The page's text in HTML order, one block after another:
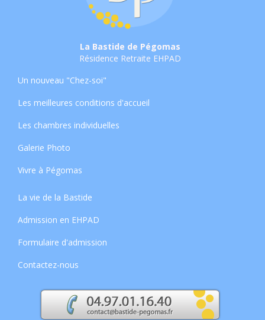
La Bastide de Pégomas
Résidence Retraite EHPAD
Un nouveau "Chez-soi"
Les meilleures conditions d'accueil
Les chambres individuelles
Galerie Photo
Vivre à Pégomas
La vie de la Bastide
Admission en EHPAD
Formulaire d'admission
Contactez-nous